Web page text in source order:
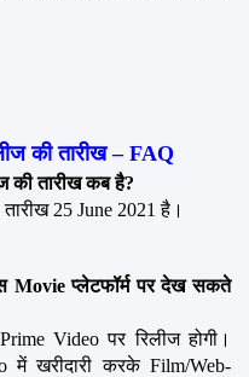
की तारीख – FAQ
की तारीख कब है?
25 June 2021 है।
Movie प्लेटफॉर्म पर देख सकते
Video पर रिलीज होगी।
में खरीदारी करके Film/Web-